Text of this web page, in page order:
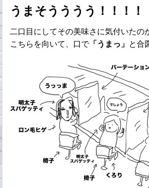
うまそうううう！！！！
二口目にしてその美味さに気付いたの
こちらを向いて、口で「うまっ」 と合